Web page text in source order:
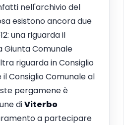
nell'archivio del
esistono ancora due
una riguarda il
Giunta Comunale
riguarda in Consiglio
Consiglio Comunale al
pergamene è
diViterbo
a partecipare